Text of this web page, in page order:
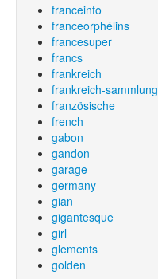
franceinfo
franceorphélins
francesuper
francs
frankreich
frankreich-sammlung
französische
french
gabon
gandon
garage
germany
gian
gigantesque
girl
glements
golden